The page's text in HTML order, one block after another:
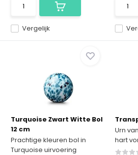
Vergelijk
Turquoise Zwart Witte Bol
12 cm
Prachtige kleuren bol in
Turquoise uirvoering
Urn
hart